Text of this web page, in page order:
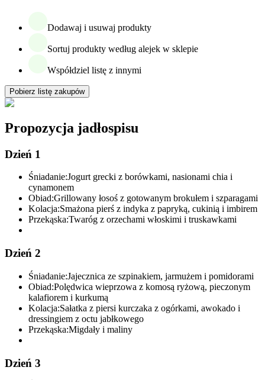
Dodawaj i usuwaj produkty
Sortuj produkty według alejek w sklepie
Współdziel listę z innymi
Pobierz listę zakupów
Propozycja jadłospisu
Dzień 1
Śniadanie:Jogurt grecki z borówkami, nasionami chia i
cynamonem
Obiad:Grillowany łosoś z gotowanym brokułem i szparagami
Kolacja:Smażona pierś z indyka z papryką, cukinią i imbirem
Przekąska:Twaróg z orzechami włoskimi i truskawkami
Dzień 2
Śniadanie:Jajecznica ze szpinakiem, jarmużem i pomidorami
Obiad:Polędwica wieprzowa z komosą ryżową, pieczonym
kalafiorem i kurkumą
Kolacja:Sałatka z piersi kurczaka z ogórkami, awokado i
dressingiem z octu jabłkowego
Przekąska:Migdały i maliny
Dzień 3